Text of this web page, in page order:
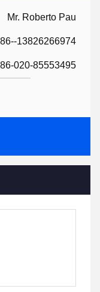
Mr. Roberto Pau
86--13826266974
86-020-85553495